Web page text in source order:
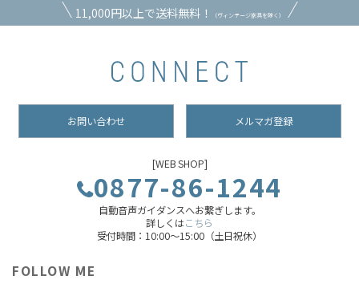
11,000円以上で送料無料！ （ヴィンテージ家具を除く）
お問い合わせ メルマガ登録
[WEB SHOP]
0877-86-1244
自動音声ガイダンスへお繋ぎします。
詳しくはこちら
受付時間：10:00～15:00（土日祝休）
FOLLOW ME